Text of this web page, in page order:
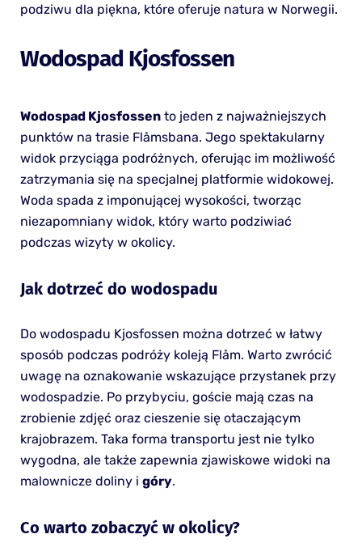
podziwu dla piękna, które oferuje natura w Norwegii.
Wodospad Kjosfossen
Wodospad Kjosfossento jeden z najważniejszych
punktów na trasie Flåmsbana. Jego spektakularny
widok przyciąga podróżnych, oferując im możliwość
zatrzymania się na specjalnej platformie widokowej.
Woda spada z imponującej wysokości, tworząc
niezapomniany widok, który warto podziwiać
podczas wizyty w okolicy.
Jak dotrzeć do wodospadu
Do wodospadu Kjosfossen można dotrzeć w łatwy
sposób podczas podróży koleją Flåm. Warto zwrócić
uwagę na oznakowanie wskazujące przystanek przy
wodospadzie. Po przybyciu, goście mają czas na
zrobienie zdjęć oraz cieszenie się otaczającym
krajobrazem. Taka forma transportu jest nie tylko
wygodna, ale także zapewnia zjawiskowe widoki na
malownicze doliny i góry.
Co warto zobaczyć w okolicy?